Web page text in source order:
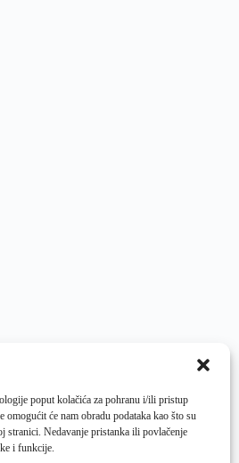
poput kolačića za pohranu i/ili pristup
će nam obradu podataka kao što su
stranici. Nedavanje pristanka ili povlačenje
i funkcije.